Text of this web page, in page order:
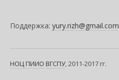
Поддержка: yury.rizh@gmail.com
НОЦ ПИИО ВГСПУ, 2011-2017 гг.